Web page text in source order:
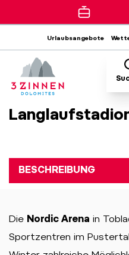
Urlaubsangebote
BESCHREIBUNG
Die Nordic Arena in
Sportzentren im